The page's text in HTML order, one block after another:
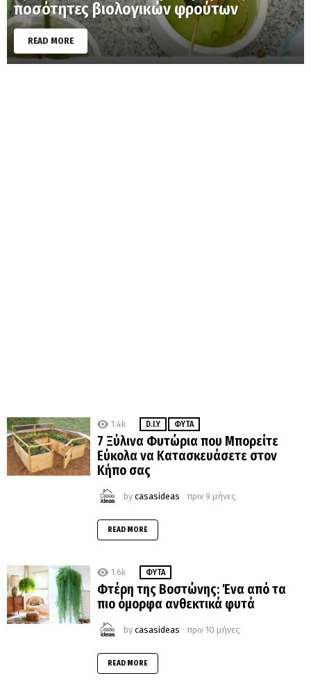
ποσότητες βιολογικών φρούτων
READ MORE
1.4k D.I.Y ΦΥΤΆ
7 Ξύλινα Φυτώρια που Μπορείτε
Εύκολα να Κατασκευάσετε στον
Κήπο σας
by casasideas πριν 9 μήνες
READ MORE
1.6k ΦΥΤΆ
Φτέρη της Βοστώνης: Ένα από τα
πιο όμορφα ανθεκτικά φυτά
by casasideas πριν 10 μήνες
READ MORE